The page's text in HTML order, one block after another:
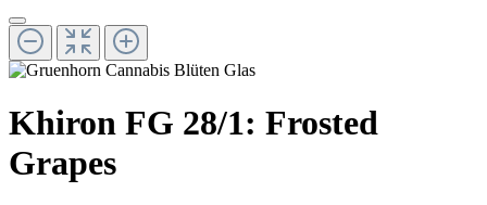
Khiron FG 28/1: Frosted
Grapes